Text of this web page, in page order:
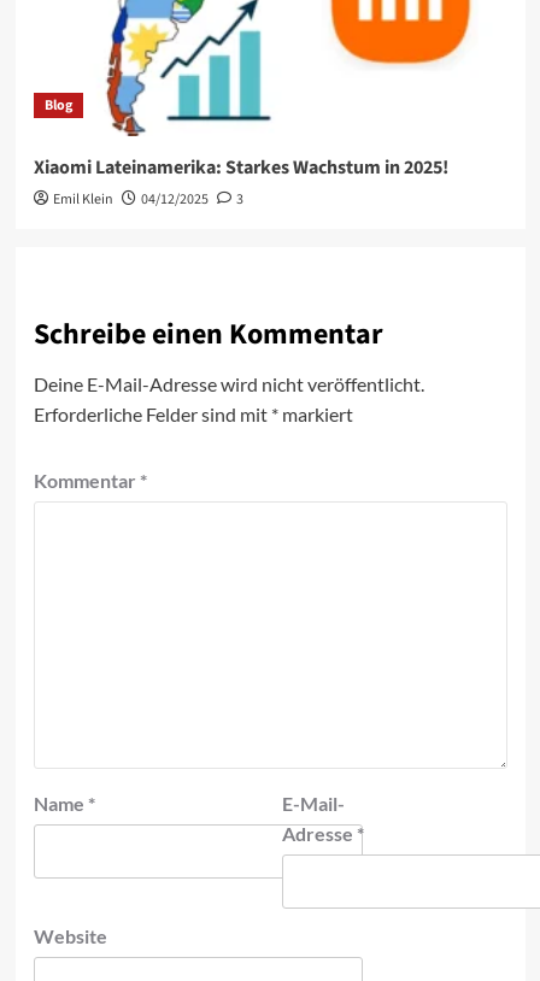
Blog
Xiaomi Lateinamerika: Starkes Wachstum in 2025!
Emil Klein 04/12/2025 3
Schreibe einen Kommentar
Deine E-Mail-Adresse wird nicht veröffentlicht.
Erforderliche Felder sind mit *markiert
Kommentar *
Name *
E-Mail-
Adresse*
Website